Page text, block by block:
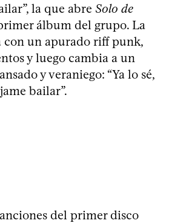
la que abre Solo de
álbum del grupo. La
con un apurado riff punk,
y luego cambia a un
y veraniego: “Ya lo sé,
bailar”.
del primer disco